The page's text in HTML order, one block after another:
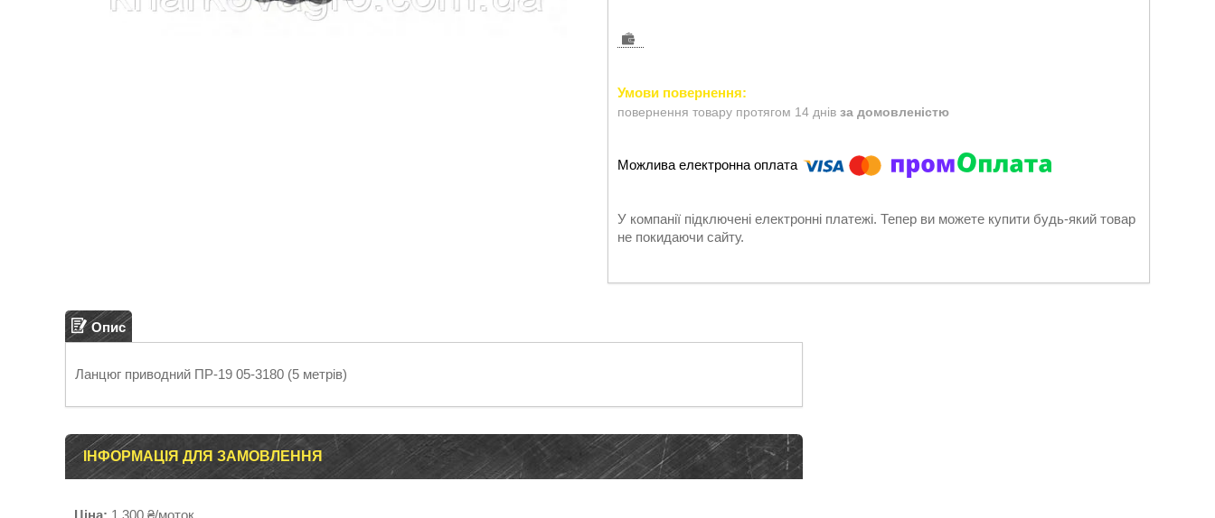
повернення товару протягом 14 днів за домовленістю
У компанії підключені електронні платежі. Тепер ви можете купити будь-який товар
не покидаючи сайту.
Опис
Ланцюг приводний ПР-19 05-3180 (5 метрів)
ІНФОРМАЦІЯ ДЛЯ ЗАМОВЛЕННЯ
Ціна: 1 300 ₴/моток